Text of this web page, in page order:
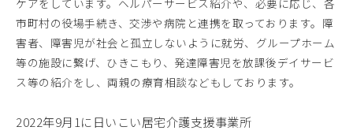
ケアをしています。ヘルパーサービス紹介や、必要に応じ、各
市町村の役場手続き、交渉や病院と連携を取っております。障
害者、障害児が社会と孤立しないように就労、グループホーム
等の施設に繋げ、ひきこもり、発達障害児を放課後デイサービ
ス等の紹介をし、両親の療育相談などもしております。
2022年9月1に日いこい居宅介護支援事業所